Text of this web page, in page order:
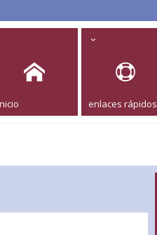
enlaces rápidos